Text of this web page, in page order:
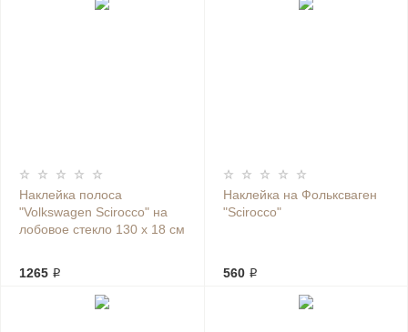
Наклейка полоса
"Volkswagen Scirocco" на
лобовое стекло 130 х 18 см
1265 ₽
Наклейка на Фольксваген
"Scirocco"
560 ₽